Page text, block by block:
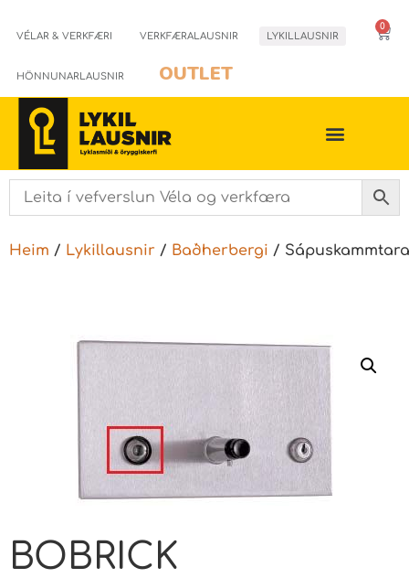
VÉLAR & VERKFÆRI VERKFÆRALAUSNIR LYKILLAUSNIR
HÖNNUNARLAUSNIR OUTLET
0
Heim / Lykillausnir / Baðherbergi /
BOBRICK